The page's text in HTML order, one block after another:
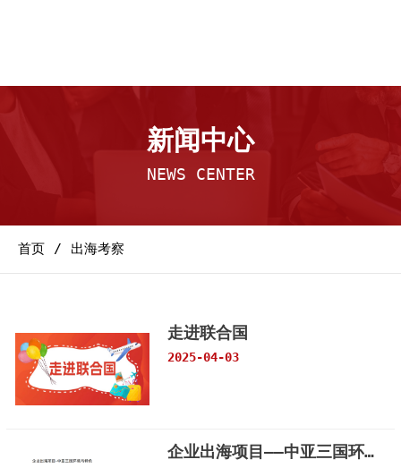
新闻中心
NEWS CENTER
首页 出海考察
走进联合国
2025-04-03
企业出海项目——中亚三国环境与特色